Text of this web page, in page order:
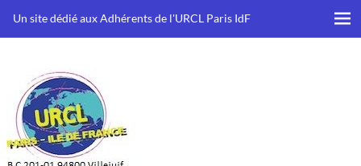
Un site dédié aux Adhérents de l'URCL Paris IdF